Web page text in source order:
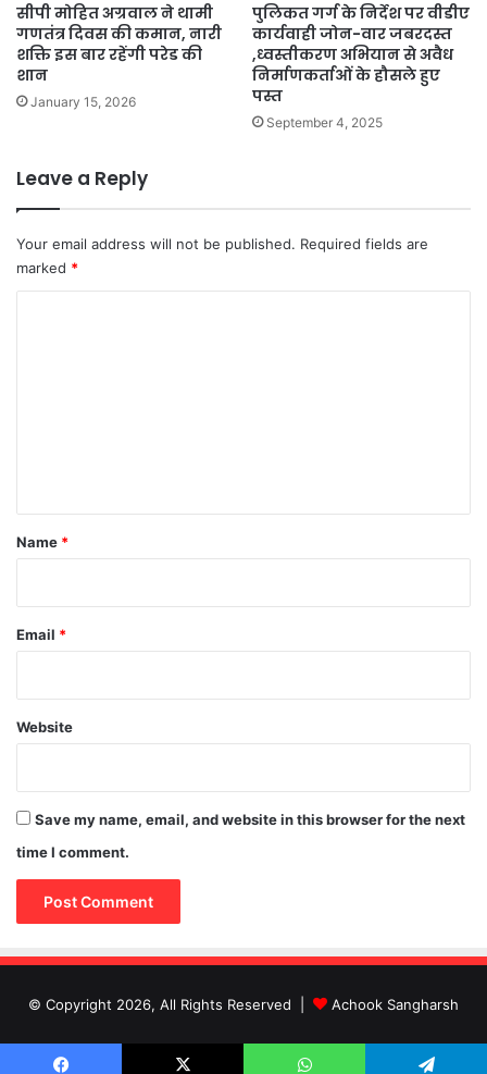
सीपी मोहित अग्रवाल ने थामी
गणतंत्र दिवस की कमान, नारी
शक्ति इस बार रहेंगी परेड की
शान
January 15, 2026
पुलिकत गर्ग के निर्देश पर वीडीए
कार्यवाही जोन-वार जबरदस्त
,ध्वस्तीकरण अभियान से अवैध
निर्माणकर्ताओं के हौसले हुए
पस्त
September 4, 2025
Leave a Reply
Your email address will not be published. Required fields are
marked *
*
Name *
Email *
Website
Save my name, email, and website in this browser for the next
time I comment.
© Copyright 2026, All Rights Reserved | Achook Sangharsh